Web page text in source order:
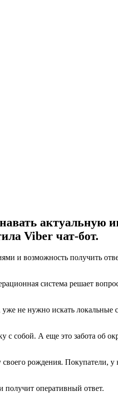
актуальную
Viber чат-бот.
и возможность получить
система решает
не нужно искать
с собой. А еще это забота об
рождения. Покупатели,
получит оперативный ответ.